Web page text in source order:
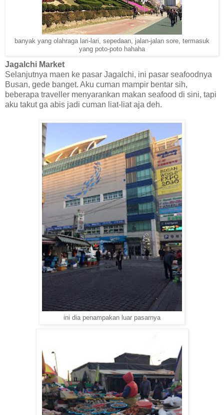
banyak yang olahraga lari-lari, sepedaan, jalan-jalan sore, termasuk
yang poto-poto hahaha
Jagalchi Market
Selanjutnya maen ke pasar Jagalchi, ini pasar seafoodnya
Busan, gede banget. Aku cuman mampir bentar sih,
beberapa traveller menyarankan makan seafood di sini, tapi
aku takut ga abis jadi cuman liat-liat aja deh.
ini dia penampakan luar pasarnya